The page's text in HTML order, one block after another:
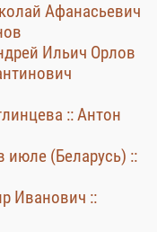
Афанасьевич
Ильич Орлов
:: Антон
июле (Беларусь) ::
Иванович ::